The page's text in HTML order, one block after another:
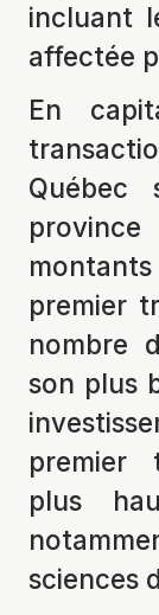
incluant
affectée
En
Québec
premier
nombre
son plus
premier
plus
sciences